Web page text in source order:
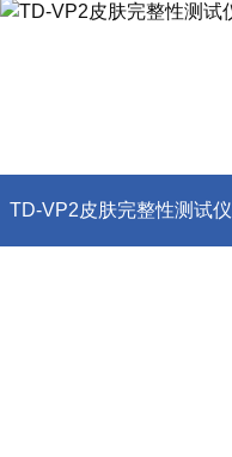
TD-VP2皮肤完整性测试仪